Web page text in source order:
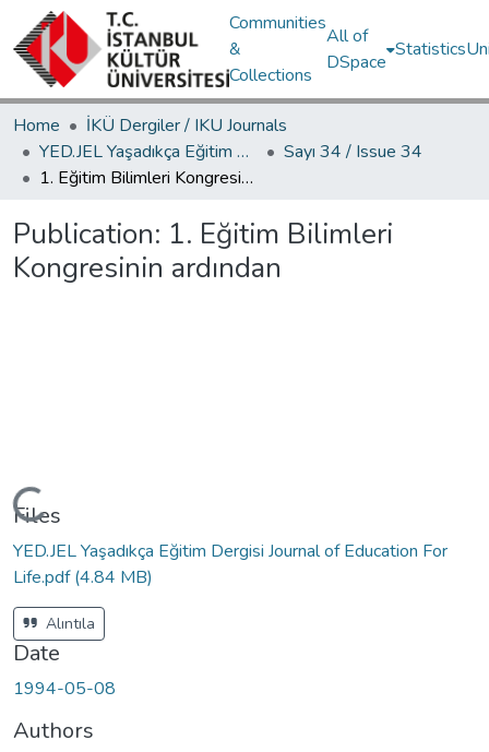
Communities
&
Collections
All of
DSpace
Statistics
Home
İKÜ Dergiler / IKU Journals
YED.JEL Yaşadıkça Eğitim Dergisi / Journal of Education For Life
Sayı 34 / Issue 34
1. Eğitim Bilimleri Kongresinin ardından
Publication: 1. Eğitim Bilimleri
Kongresinin ardından
Loading...
Files
YED.JEL Yaşadıkça Eğitim Dergisi Journal of Education For
Life.pdf(4.84 MB)
Alıntıla
Date
1994-05-08
Authors